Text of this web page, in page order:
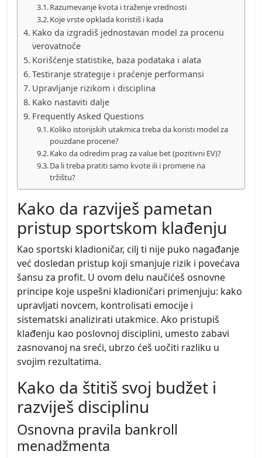
Razumevanje kvota i traženje vrednosti
Koje vrste opklada koristiš i kada
Kako da izgradiš jednostavan model za procenu
verovatnoće
Korišćenje statistike, baza podataka i alata
Testiranje strategije i praćenje performansi
Upravljanje rizikom i disciplina
Kako nastaviti dalje
Frequently Asked Questions
Koliko istorijskih utakmica treba da koristi model za
pouzdane procene?
Kako da odredim prag za value bet (pozitivni EV)?
Da li treba pratiti samo kvote ili i promene na
tržištu?
Kako da razviješ pametan
pristup sportskom klađenju
Kao sportski kladioničar, cilj ti nije puko nagađanje
već dosledan pristup koji smanjuje rizik i povećava
šansu za profit. U ovom delu naučićeš osnovne
principe koje uspešni kladioničari primenjuju: kako
upravljati novcem, kontrolisati emocije i
sistematski analizirati utakmice. Ako pristupiš
klađenju kao poslovnoj disciplini, umesto zabavi
zasnovanoj na sreći, ubrzo ćeš uočiti razliku u
svojim rezultatima.
Kako da štitiš svoj budžet i
razviješ disciplinu
Osnovna pravila bankroll
menadžmenta